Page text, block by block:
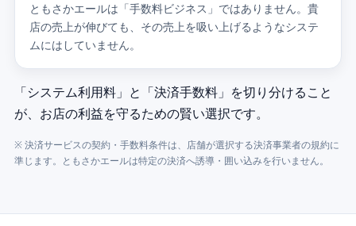
ともさかエールは「手数料ビジネス」ではありません。貴
店の売上が伸びても、その売上を吸い上げるようなシステ
ムにはしていません。
「システム利用料」と「決済手数料」を切り分けること
が、お店の利益を守るための賢い選択です。
※ 決済サービスの契約・手数料条件は、店舗が選択する決済事業者の規約に
準じます。ともさかエールは特定の決済へ誘導・囲い込みを行いません。